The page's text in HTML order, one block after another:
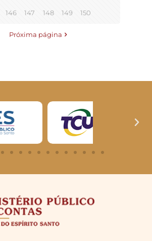
146 147 148 149 150
Próxima página